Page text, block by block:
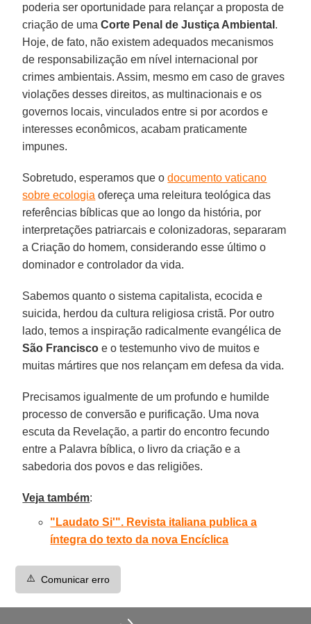
poderia ser oportunidade para relançar a proposta de
criação de umaCorte Penal de Justiça Ambiental .
Hoje, de fato, não existem adequados mecanismos
de responsabilização em nível internacional por
crimes ambientais. Assim, mesmo em caso de graves
violações desses direitos, as multinacionais e os
governos locais, vinculados entre si por acordos e
interesses econômicos, acabam praticamente
impunes.
Sobretudo, esperamos que odocumento vaticano
sobre ecologia ofereça uma releitura teológica das
referências bíblicas que ao longo da história, por
interpretações patriarcais e colonizadoras, separaram
a Criação do homem, considerando esse último o
dominador e controlador da vida.
Sabemos quanto o sistema capitalista, ecocida e
suicida, herdou da cultura religiosa cristã. Por outro
lado, temos a inspiração radicalmente evangélica de
São Francisco e o testemunho vivo de muitos e
muitas mártires que nos relançam em defesa da vida.
Precisamos igualmente de um profundo e humilde
processo de conversão e purificação. Uma nova
escuta da Revelação, a partir do encontro fecundo
entre a Palavra bíblica, o livro da criação e a
sabedoria dos povos e das religiões.
Veja também:
"Laudato Si'". Revista italiana publica a
íntegra do texto da nova Encíclica
⚠️ Comunicar erro